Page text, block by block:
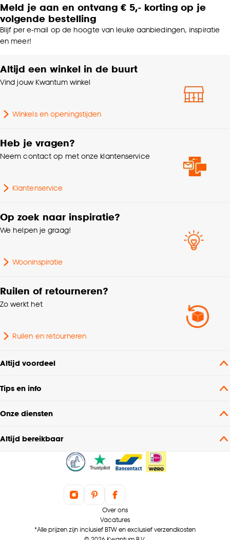
Meld je aan en ontvang € 5,- korting op je
volgende bestelling
Blijf per e-mail op de hoogte van leuke aanbiedingen, inspiratie
en meer!
Altijd een winkel in de buurt
Vind jouw Kwantum winkel
Winkels en openingstijden
Heb je vragen?
Neem contact op met onze klantenservice
Klantenservice
Op zoek naar inspiratie?
We helpen je graag!
Wooninspiratie
Ruilen of retourneren?
Zo werkt het
Ruilen en retourneren
Altijd voordeel
Tips en info
Onze diensten
Altijd bereikbaar
Over ons
Vacatures
*Alle prijzen zijn inclusief BTW en exclusief verzendkosten